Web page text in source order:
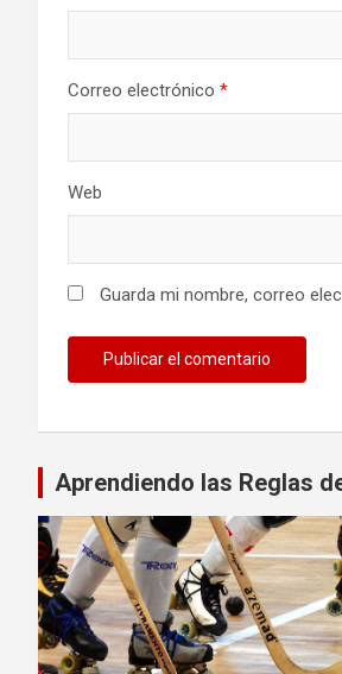
Correo electrónico *
Web
Guarda mi nombre, correo
Aprendiendo las Reglas